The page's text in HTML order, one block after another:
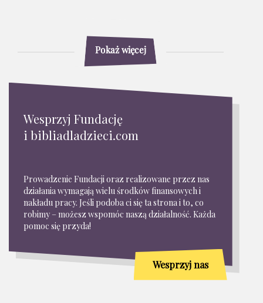
Pokaż więcej
Wesprzyj Fundację
i bibliadladzieci.com
Prowadzenie Fundacji oraz realizowane przez nas
działania wymagają wielu środków finansowych i
nakładu pracy. Jeśli podoba ci się ta strona i to, co
robimy – możesz wspomóc naszą działalność. Każda
pomoc się przyda!
Wesprzyj nas